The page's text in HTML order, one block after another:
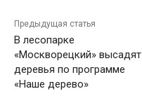
Предыдущая статья
В лесопарке
«Москворецкий» высадят
деревья по программе
«Наше дерево»